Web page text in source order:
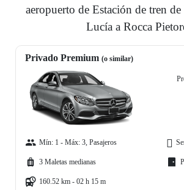
aeropuerto de Estación de tren de
Lucía a Rocca
Privado Premium (o similar)
Mín: 1 - Máx: 3, Pasajeros
3 Maletas medianas
160.52 km - 02 h 15 m